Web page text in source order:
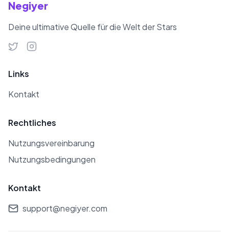
Negiyer
Deine ultimative Quelle für die Welt der Stars
Links
Kontakt
Rechtliches
Nutzungsvereinbarung
Nutzungsbedingungen
Kontakt
support@negiyer.com